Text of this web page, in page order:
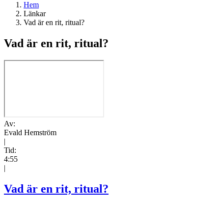
Hem
Länkar
Vad är en rit, ritual?
Vad är en rit, ritual?
Av:
Evald Hemström
|
Tid:
4:55
|
Vad är en rit, ritual?